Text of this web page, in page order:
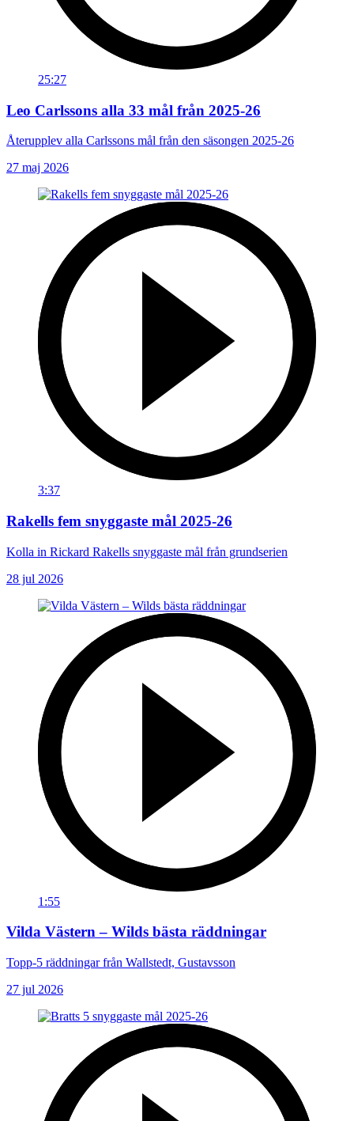
25:27
Leo Carlssons alla 33 mål från 2025-26
Återupplev alla Carlssons mål från den säsongen 2025-26
27 maj 2026
3:37
Rakells fem snyggaste mål 2025-26
Kolla in Rickard Rakells snyggaste mål från grundserien
28 jul 2026
1:55
Vilda Västern – Wilds bästa räddningar
Topp-5 räddningar från Wallstedt, Gustavsson
27 jul 2026